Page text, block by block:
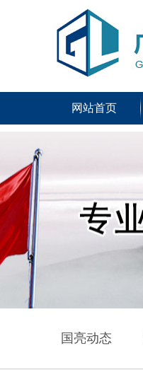
网站首页
国亮动态